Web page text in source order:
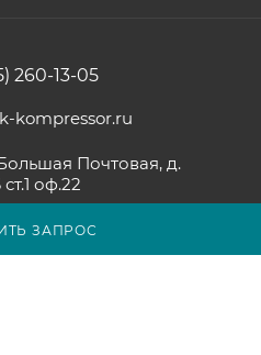
ЗАПРОС
260-13-05
kompressor.ru
Почтовая, д.
ст.1 оф.22